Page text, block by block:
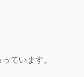
ています。